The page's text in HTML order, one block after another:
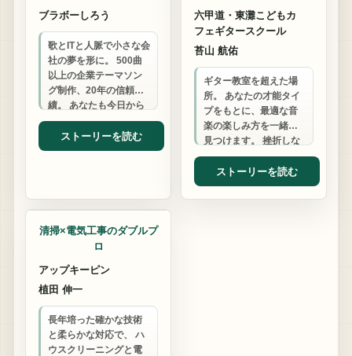
ブラボーしろう
歌とITと人脈で小さな会
社の夢を形に。 500曲
以上の企業テーマソン
グ制作、20年の信頼実
績。 あなたも今日から
「人脈の百貨店」の仲
間入り。 困ったらまず
電話！
ストーリーを読む
六甲道・東灘こどもカ
フェギタースクール
苔山 航佑
ギター教室を超えた場
所。 あなたの才能タイ
プをもとに、最適な音
楽の楽しみ方を一緒に
見つけます。 挫折しな
い、自分らしい音楽ラ
イフをサポートしま
す。
ストーリーを読む
ハウスクリーニング
清掃×電気工事のダブルプ
ロ
アップキーピン
植田 伸一
長年培った確かな技術
と柔らかな対応で、 ハ
ウスクリーニングと電